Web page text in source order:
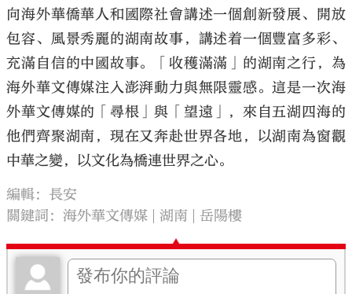
向海外華僑華人和國際社會講述一個創新發展、開放
包容、風景秀麗的湖南故事，講述着一個豐富多彩、
充滿自信的中國故事。「收穫滿滿」的湖南之行，為
海外華文傳媒注入澎湃動力與無限靈感。這是一次海
外華文傳媒的「尋根」與「望遠」，來自五湖四海的
他們齊聚湖南，現在又奔赴世界各地，以湖南為窗觀
中華之變，以文化為橋連世界之心。
編輯：長安
關鍵詞：海外華文傳媒 湖南 岳陽樓